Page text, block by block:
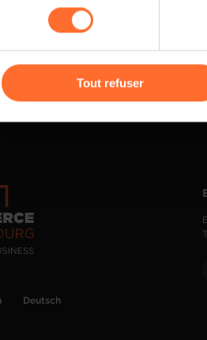
cas de refus de tous les cookies ou
gauche de chaque page.
Tout refuser
Deutsch